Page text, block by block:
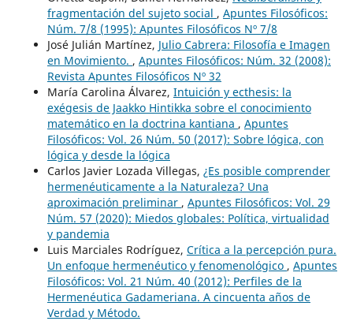
fragmentación del sujeto social , Apuntes Filosóficos:
Núm. 7/8 (1995): Apuntes Filosóficos Nº 7/8
José Julián Martínez, Julio Cabrera: Filosofía e Imagen
en Movimiento. , Apuntes Filosóficos: Núm. 32 (2008):
Revista Apuntes Filosóficos Nº 32
María Carolina Álvarez, Intuición y ecthesis: la
exégesis de Jaakko Hintikka sobre el conocimiento
matemático en la doctrina kantiana , Apuntes
Filosóficos: Vol. 26 Núm. 50 (2017): Sobre lógica, con
lógica y desde la lógica
Carlos Javier Lozada Villegas, ¿Es posible comprender
hermenéuticamente a la Naturaleza? Una
aproximación preliminar , Apuntes Filosóficos: Vol. 29
Núm. 57 (2020): Miedos globales: Política, virtualidad
y pandemia
Luis Marciales Rodríguez, Crítica a la percepción pura.
Un enfoque hermenéutico y fenomenológico , Apuntes
Filosóficos: Vol. 21 Núm. 40 (2012): Perfiles de la
Hermenéutica Gadameriana. A cincuenta años de
Verdad y Método.